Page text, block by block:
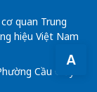
A
quan Trung
hiệu Việt Nam
Cầu Giấy -